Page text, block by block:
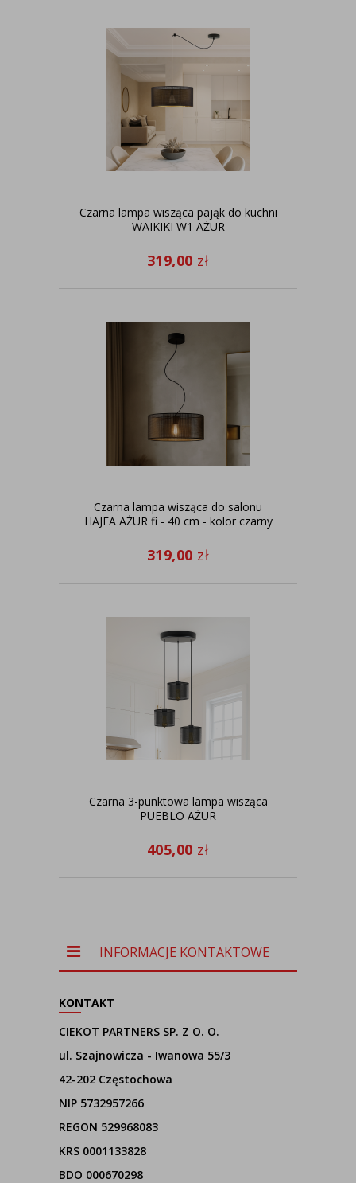
Czarna lampa wisząca pająk do kuchni
WAIKIKI W1 AŻUR
319,00 zł
Czarna lampa wisząca do salonu
HAJFA AŻUR fi - 40 cm - kolor czarny
319,00 zł
Czarna 3-punktowa lampa wisząca
PUEBLO AŻUR
405,00 zł
INFORMACJE KONTAKTOWE
KONTAKT
CIEKOT PARTNERS SP. Z O. O.
ul. Szajnowicza - Iwanowa 55/3
42-202 Częstochowa
NIP 5732957266
REGON 529968083
KRS 0001133828
BDO 000670298